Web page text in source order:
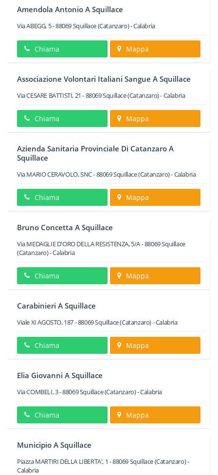
Amendola Antonio A Squillace
Via ABEGG, 5-88069Squillace(Catanzaro) -Calabria
Chiama Mappa
Associazione Volontari Italiani Sangue A Squillace
Via CESARE BATTISTI, 21 -88069Squillace(Catanzaro) -Calabria
Chiama Mappa
Azienda Sanitaria Provinciale Di Catanzaro A
Squillace
Via MARIO CERAVOLO, SNC-88069Squillace(Catanzaro) -Calabria
Chiama Mappa
Bruno Concetta A Squillace
Via MEDAGLIE D'ORO DELLA RESISTENZA, 5/A-88069Squillace
(Catanzaro) -Calabria
Chiama Mappa
Carabinieri A Squillace
Viale XI AGOSTO, 187-88069Squillace(Catanzaro) -Calabria
Chiama Mappa
Elia Giovanni A Squillace
Via COMBELI, 3-88069Squillace(Catanzaro) -Calabria
Chiama Mappa
Municipio A Squillace
Piazza MARTIRI DELLA LIBERTA', 1 -88069Squillace(Catanzaro) -
Calabria